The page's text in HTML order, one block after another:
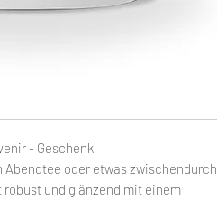
- Geschenk
Abendtee oder etwas zwischendurch
und glänzend mit einem